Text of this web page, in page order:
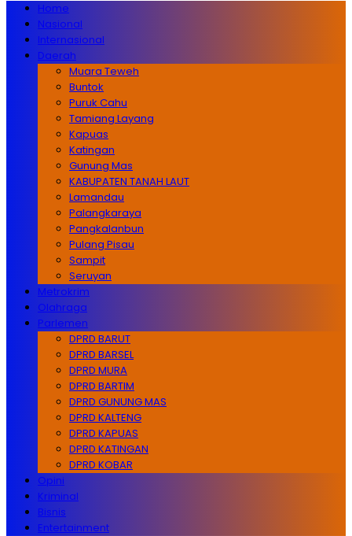
Home
Nasional
Internasional
Daerah
Muara Teweh
Buntok
Puruk Cahu
Tamiang Layang
Kapuas
Katingan
Gunung Mas
KABUPATEN TANAH LAUT
Lamandau
Palangkaraya
Pangkalanbun
Pulang Pisau
Sampit
Seruyan
Metrokrim
Olahraga
Parlemen
DPRD BARUT
DPRD BARSEL
DPRD MURA
DPRD BARTIM
DPRD GUNUNG MAS
DPRD KALTENG
DPRD KAPUAS
DPRD KATINGAN
DPRD KOBAR
Opini
Kriminal
Bisnis
Entertainment